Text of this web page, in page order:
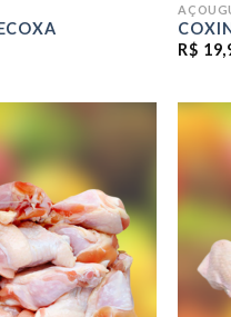
R$
ADICIONAR
A LISTA DE
COMPRAS